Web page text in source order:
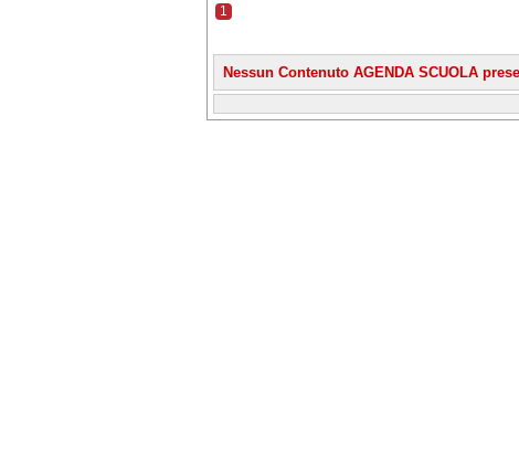
1
Nessun Contenuto AGENDA SCUOLA